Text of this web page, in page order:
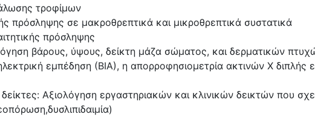
τροφίμων
πρόσληψης σε μακροθρεπτικά και μικροθρεπτικά συστατικά
πρόσληψης
βάρους, ύψους, δείκτη μάζα σώματος, και δερματικών
εμπέδηση (ΒΙΑ), η απορροφησιομετρία ακτινών Χ διπλής
δείκτες: Αξιολόγηση εργαστηριακών και κλινικών δεικτών που